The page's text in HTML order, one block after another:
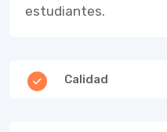
estudiantes.
Calidad